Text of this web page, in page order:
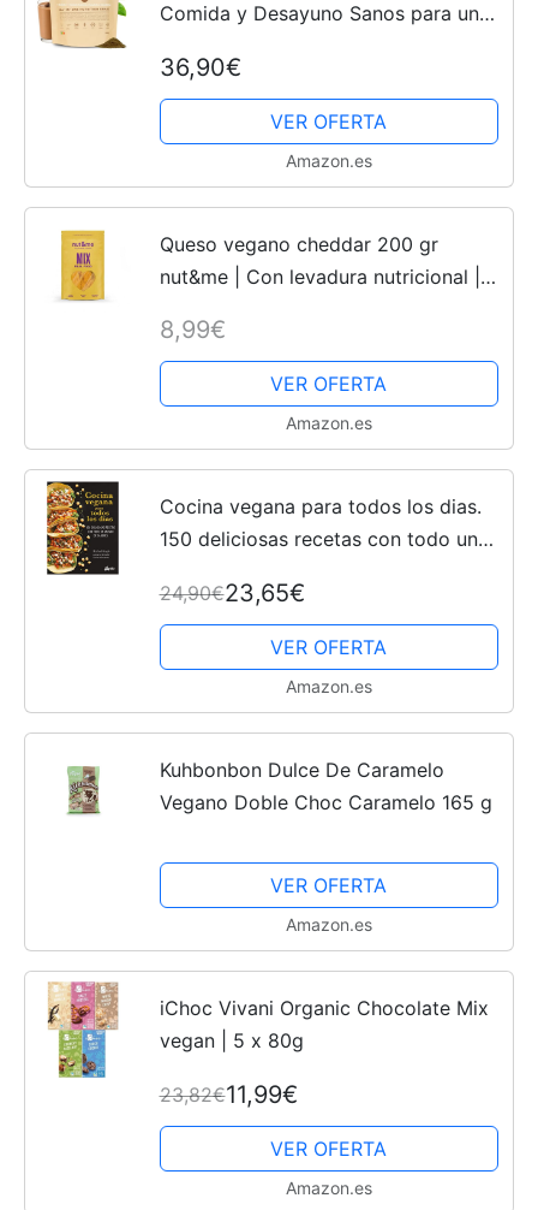
Comida y Desayuno Sanos para una
Saciantes con Vitaminas, Minerales,
Hidratos de Carbono,...
36,90€
VER OFERTA
Amazon.es
Queso vegano cheddar 200 gr
nut&me | Con levadura nutricional |
proteínas | Low carb | Vegano
8,99€
VER OFERTA
Amazon.es
Cocina vegana para todos los dias.
150 deliciosas recetas con todo un
24,90€23,65€
VER OFERTA
Amazon.es
Kuhbonbon Dulce De Caramelo
Vegano Doble Choc Caramelo 165 g
VER OFERTA
Amazon.es
iChoc Vivani Organic Chocolate Mix
vegan | 5 x 80g
23,82€11,99€
VER OFERTA
Amazon.es